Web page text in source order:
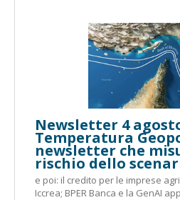
Newsletter 4
Temperatura
newsletter che
rischio dello
e poi: il credito per le imprese
Iccrea; BPER Banca e la GenAI